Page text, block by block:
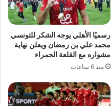
رسميًا الأهلي يوجه الشكر للتونسي
محمد علي بن رمضان ويعلن نهاية
مشواره مع القلعة الحمراء
منذ 6 ساعات